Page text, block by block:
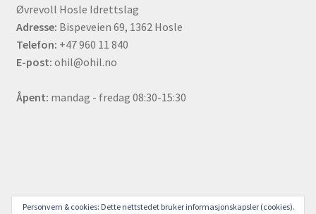
Øvrevoll Hosle Idrettslag
Adresse: Bispeveien 69, 1362 Hosle
Telefon: +47 960 11 840
E-post: ohil@ohil.no
Åpent: mandag - fredag 08:30-15:30
© ØHIL Sjappa 2023
Personvern & cookies: Dette nettstedet bruker informasjonskapsler (cookies).